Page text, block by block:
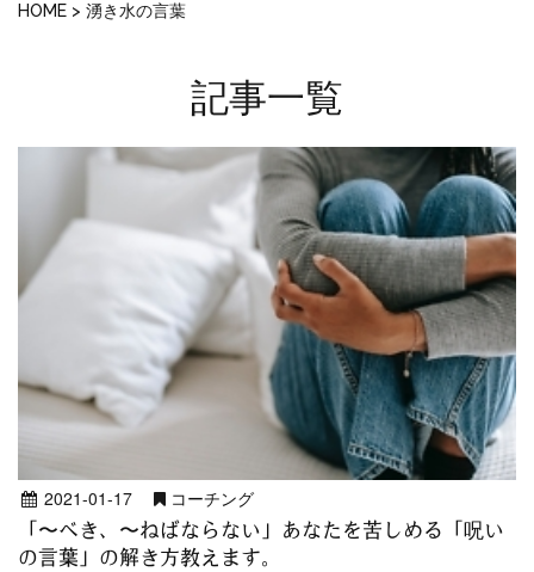
HOME > 湧き水の言葉
記事一覧
2021-01-17 コーチング
「〜べき、〜ねばならない」あなたを苦しめる「呪い
の言葉」の解き方教えます。